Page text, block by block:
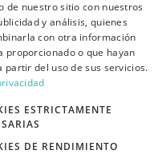
de nuestro sitio con nuestros
y análisis, quienes
con otra información
proporcionado o que hayan
partir del uso de sus servicios.
ESTRICTAMENTE
DE RENDIMIENTO